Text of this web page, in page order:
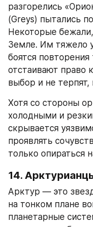
разгорелись
(Greys) пытались
Некоторые
Земле. Им тяжело
боятся
отстаивают право
выбор и не терпят,
Хотя со стороны
холодными и
скрывается
проявлять
только опираться
14.
Арктур — это
на тонком плане
планетарные